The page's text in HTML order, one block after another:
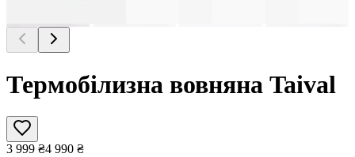
Термобілизна вовняна Taival
3 999 ₴4 990 ₴